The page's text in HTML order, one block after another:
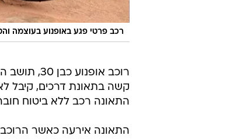
רכב פרטי פגע באופנוע בעוצמה
רוכב אופנוע
קשה בתאונת דרכים, קיבל
התאונה רכב ללא ביטוח
התאונה אירעה כאשר הרוכב